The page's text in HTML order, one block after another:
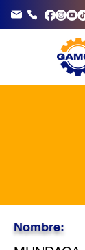
3320072
Nombre: